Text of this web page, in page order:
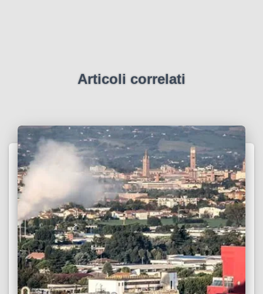
Articoli correlati